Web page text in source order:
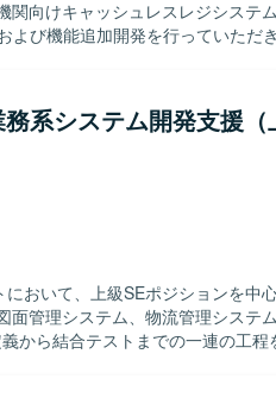
よび機能追加開発を行っていただ
題を発見し
滑にコミュニケーションを取りな
く取り組める方にマッチするポジ
ムの保守に加え、新機能の開発や
リケーション開発やAI活用の経験
っており、AIツールとしてClaude
務系システム開発支援（
おいて、上級SEポジションを中
から結合テストまでの一連の工程